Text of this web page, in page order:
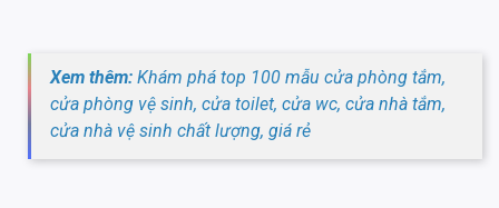
Xem thêm: Khám phá top 100 mẫu cửa phòng tắm,
cửa phòng vệ sinh, cửa toilet, cửa wc, cửa nhà tắm,
cửa nhà vệ sinh chất lượng, giá rẻ